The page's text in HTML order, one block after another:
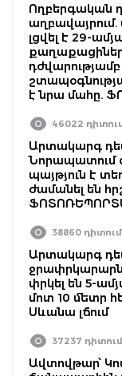
Ողբերգական
աղբավայրում.
լցվել է 29-
դժվարությամբ
է նրա մահը.
46022
Արտակարգ
Նորապատում
պայթյուն է
ժամանել են
38860 դիտում
Արտակարգ
փրկել են 5-
մոտ 10 մետր
Սևանա լճում
37237 դիտում
Ավտովթար՝